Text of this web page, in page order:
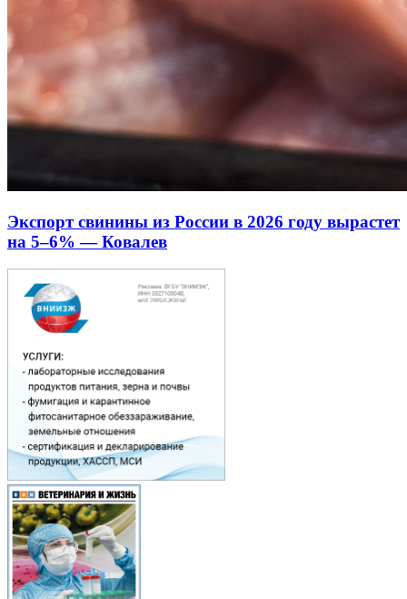
Экспорт свинины из России в 2026 году вырастет
на 5–6% — Ковалев